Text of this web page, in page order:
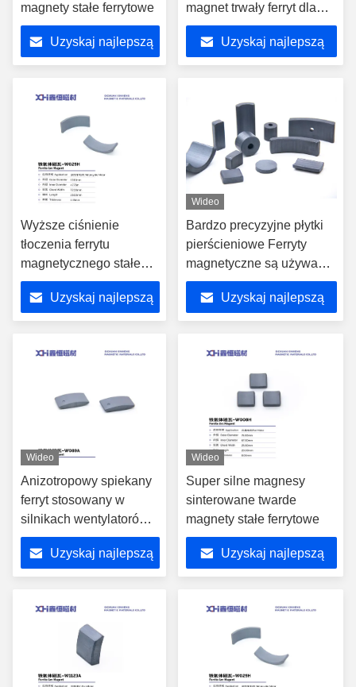
magnety stałe ferrytowe
Uzyskaj najlepszą
magnet trwały ferryt dla
silników wentylatorów
W1123AUzyskaj najlepszą
Wyższe ciśnienie
tłoczenia ferrytu
magnetycznego stałego
dla silników
motocyklowych W029H
Uzyskaj najlepszą
Wideo
Bardzo precyzyjne płytki
pierścieniowe Ferryty
magnetyczne są używane
w różnych silnikach
Uzyskaj najlepszą
Wideo
Anizotropowy spiekany
ferryt stosowany w
silnikach wentylatorów
W089A
Uzyskaj najlepszą
Wideo
Super silne magnesy
sinterowane twarde
magnety stałe ferrytowe
Uzyskaj najlepszą